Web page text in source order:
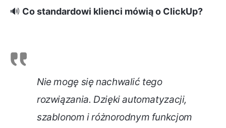
🔊 Co standardowi klienci mówią o ClickUp?
Nie mogę się nachwalić tego
rozwiązania. Dzięki automatyzacji,
szablonom i różnorodnym funkcjom